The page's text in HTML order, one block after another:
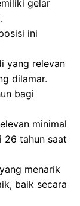
gelar
ini
yang relevan
dilamar.
bagi
minimal
26 tahun saat
menarik
baik secara